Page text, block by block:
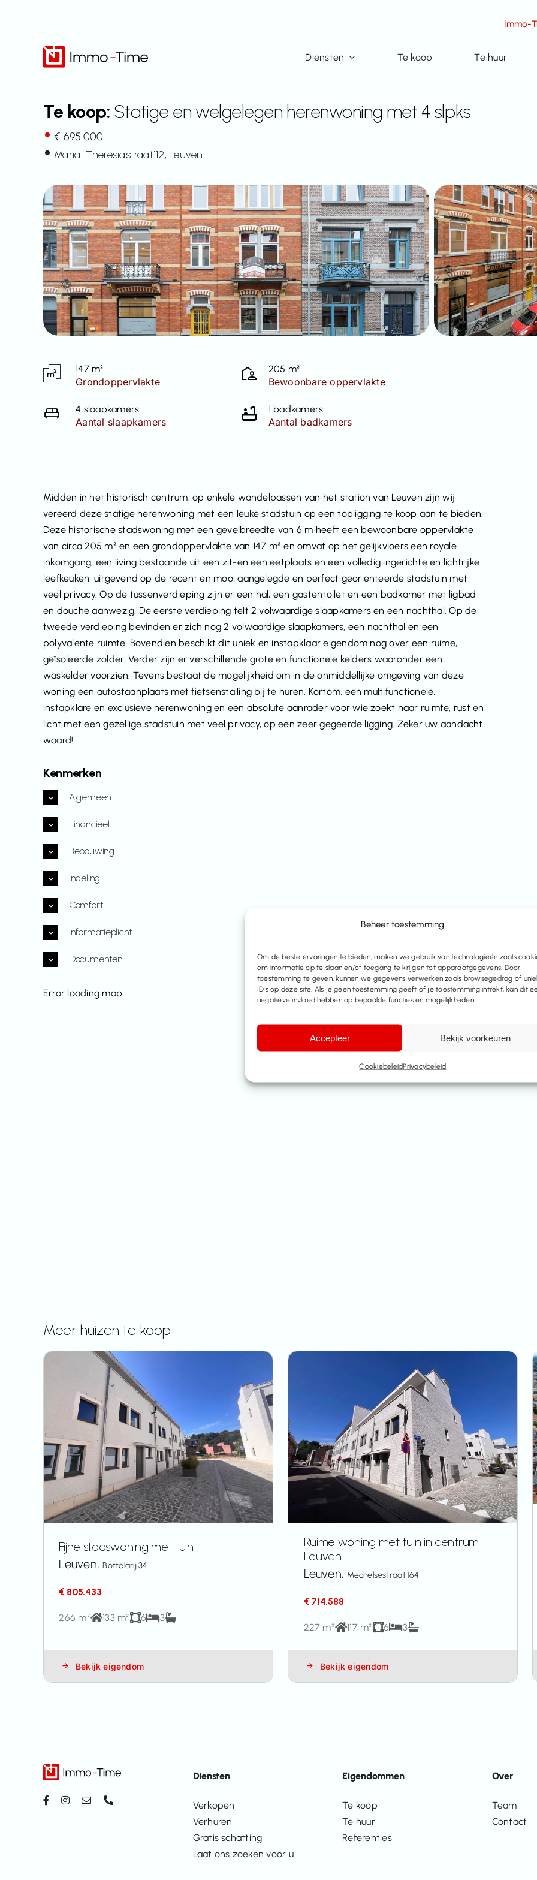
Beheer toestemming
Om de beste ervaringen te bieden, maken we gebruik van technologieën zoals
om informatie op te slaan en/of toegang te krijgen tot apparaatgegevens. Door
toestemming te geven, kunnen we gegevens verwerken zoals browsegedrag of
ID's op deze site. Als je geen toestemming geeft of je toestemming intrekt, kan dit
negatieve invloed hebben op bepaalde functies en mogelijkheden.
Accepteer Bekijk voorkeuren
CookiebeleidPrivacybeleid
Immo-
Diensten Te koop Te huur
Te koop: Statige en welgelegen herenwoning met 4 slpks
€ 695.000
Maria-Theresiastraat112, Leuven
147 m²
Grondoppervlakte
205 m²
Bewoonbare oppervlakte
4 slaapkamers
Aantal slaapkamers
1 badkamers
Aantal badkamers
Midden in het historisch centrum, op enkele wandelpassen van het station van Leuven zijn wij
vereerd deze statige herenwoning met een leuke stadstuin op een topligging te koop aan te bieden.
Deze historische stadswoning met een gevelbreedte van 6 m heeft een bewoonbare oppervlakte
van circa 205 m² en een grondoppervlakte van 147 m² en omvat op het gelijkvloers een royale
inkomgang, een living bestaande uit een zit-en een eetplaats en een volledig ingerichte en lichtrijke
leefkeuken, uitgevend op de recent en mooi aangelegde en perfect georiënteerde stadstuin met
veel privacy. Op de tussenverdieping zijn er een hal, een gastentoilet en een badkamer met ligbad
en douche aanwezig. De eerste verdieping telt 2 volwaardige slaapkamers en een nachthal. Op de
tweede verdieping bevinden er zich nog 2 volwaardige slaapkamers, een nachthal en een
polyvalente ruimte. Bovendien beschikt dit uniek en instapklaar eigendom nog over een ruime,
geïsoleerde zolder. Verder zijn er verschillende grote en functionele kelders waaronder een
waskelder voorzien. Tevens bestaat de mogelijkheid om in de onmiddellijke omgeving van deze
woning een autostaanplaats met fietsenstalling bij te huren. Kortom, een multifunctionele,
instapklare en exclusieve herenwoning en een absolute aanrader voor wie zoekt naar ruimte, rust en
licht met een gezellige stadstuin met veel privacy, op een zeer gegeerde ligging. Zeker uw aandacht
waard!
Kenmerken
Algemeen
Financieel
Bebouwing
Indeling
Comfort
Informatieplicht
Documenten
Error loading map.
Meer huizen te koop
Fijne stadswoning met tuin
Leuven,Bottelarij 34
€ 805.433
266 m² 133 m² 6 3
Bekijk eigendom
Ruime woning met tuin in centrum
Leuven
Leuven, Mechelsestraat 164
€ 714.588
227 m² 117 m² 6 3
Bekijk eigendom
Diensten
Verkopen
Verhuren
Gratis schatting
Laat ons zoeken voor u
Eigendommen
Te koop
Te huur
Referenties
Over
Team
Contact